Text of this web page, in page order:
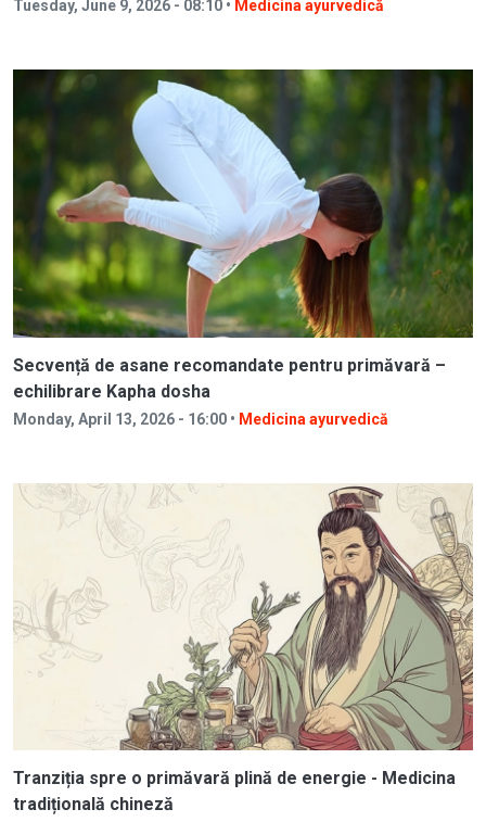
Tuesday, June 9, 2026 - 08:10 • Medicina ayurvedică
Secvență de asane recomandate pentru primăvară –
echilibrare Kapha dosha
Monday, April 13, 2026 - 16:00 • Medicina ayurvedică
Tranziția spre o primăvară plină de energie - Medicina
tradițională chineză